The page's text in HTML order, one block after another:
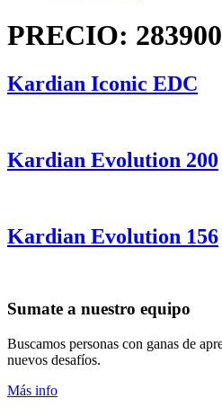
PRECIO:
Kardian Iconic EDC
Kardian Evolution 200
Kardian Evolution 156
Sumate a nuestro equipo
Buscamos personas con ganas de
nuevos desafíos.
Más info